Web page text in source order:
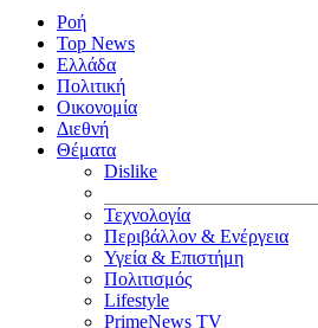
Ροή
Top News
Ελλάδα
Πολιτική
Οικονομία
Διεθνή
Θέματα
Dislike
Τεχνολογία
Περιβάλλον & Ενέργεια
Υγεία & Επιστήμη
Πολιτισμός
Lifestyle
PrimeNews TV